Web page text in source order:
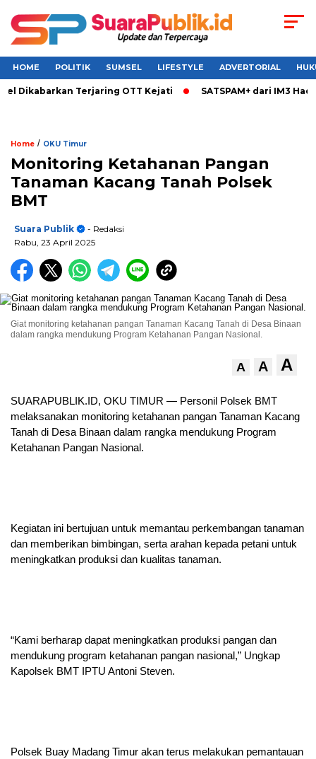
HOME POLITIK SUMSEL LIFESTYLE ADVERTORIAL
Dikabarkan Terjaring OTT Kejati SATSPAM+ dari IM3
Home / OKU Timur
Monitoring Ketahanan Pangan
Tanaman Kacang Tanah Polsek
BMT
Suara Publik
- Redaksi
Rabu, 23 April 2025
Giat monitoring ketahanan pangan Tanaman Kacang Tanah di Desa Binaan
dalam rangka mendukung Program Ketahanan Pangan Nasional.
A A A
SUARAPUBLIK.ID, OKU TIMUR — Personil Polsek BMT
melaksanakan monitoring ketahanan pangan Tanaman Kacang
Tanah di Desa Binaan dalam rangka mendukung Program
Ketahanan Pangan Nasional.
Kegiatan ini bertujuan untuk memantau perkembangan tanaman
dan memberikan bimbingan, serta arahan kepada petani untuk
meningkatkan produksi dan kualitas tanaman.
“Kami berharap dapat meningkatkan produksi pangan dan
mendukung program ketahanan pangan nasional,” Ungkap
Kapolsek BMT IPTU Antoni Steven.
Polsek Buay Madang Timur akan terus melakukan pemantauan